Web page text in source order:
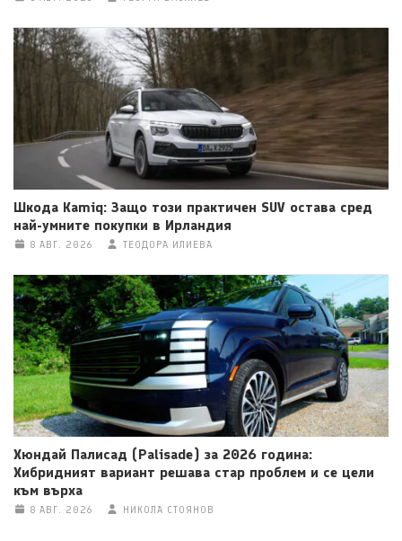
Шкода Kamiq: Защо този практичен SUV остава сред
най-умните покупки в Ирландия
8 АВГ. 2026 ТЕОДОРА ИЛИЕВА
Хюндай Палисад (Palisade) за 2026 година:
Хибридният вариант решава стар проблем и се цели
към върха
8 АВГ. 2026 НИКОЛА СТОЯНОВ